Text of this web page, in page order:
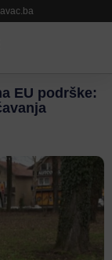
EU podrške: